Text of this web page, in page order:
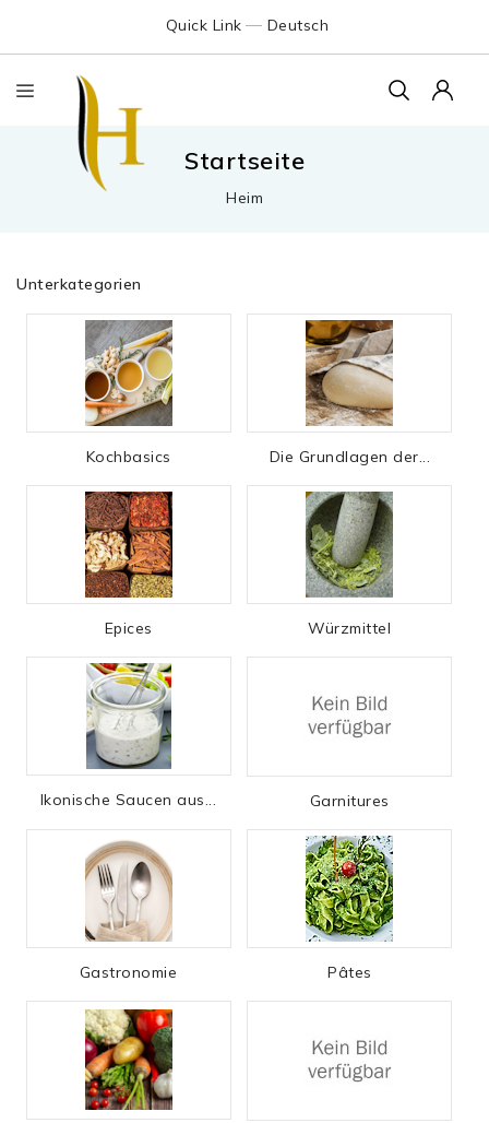
Deutsch
Quick Link
Startseite
Heim
Unterkategorien
Kochbasics Die Grundlagen der...
Epices Würzmittel
Ikonische Saucen aus... Garnitures
Gastronomie Pâtes